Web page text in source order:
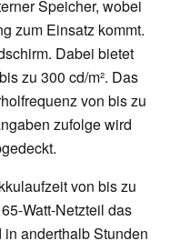
Speicher, wobei
zum Einsatz kommt.
Dabei bietet
zu 300 cd/m². Das
von bis zu
zufolge wird
von bis zu
Watt-Netzteil das
anderthalb Stunden